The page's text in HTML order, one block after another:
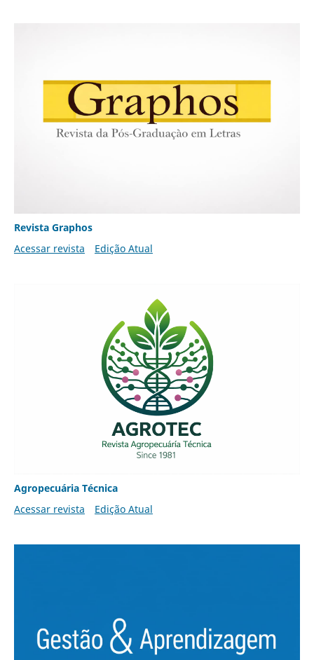
Revista Graphos
Acessar revista
Edição Atual
Agropecuária Técnica
Acessar revista
Edição Atual